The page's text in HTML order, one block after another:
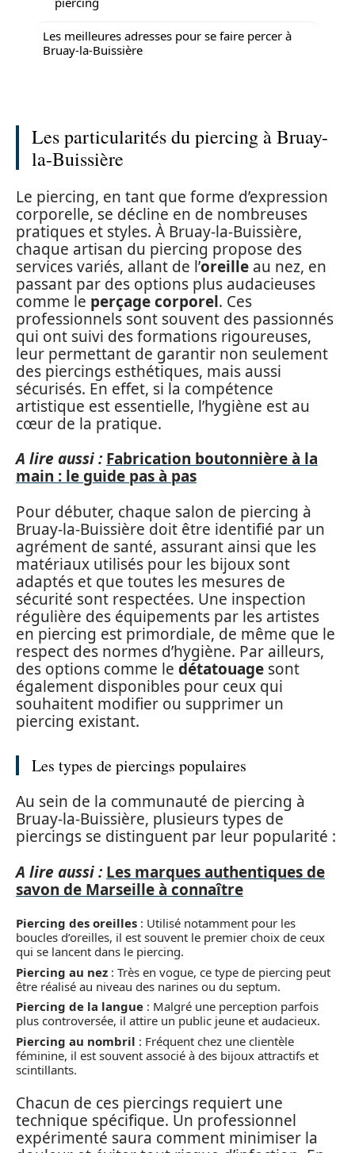
Les meilleures adresses pour se faire percer à
Bruay-la-Buissière
Les particularités du piercing à Bruay-
la-Buissière
Le piercing, en tant que forme d’expression
corporelle, se décline en de nombreuses
pratiques et styles. À Bruay-la-Buissière,
chaque artisan du piercing propose des
services variés, allant de l’oreille au nez, en
passant par des options plus audacieuses
comme le perçage corporel. Ces
professionnels sont souvent des passionnés
qui ont suivi des formations rigoureuses,
leur permettant de garantir non seulement
des piercings esthétiques, mais aussi
sécurisés. En effet, si la compétence
artistique est essentielle, l’hygiène est au
cœur de la pratique.
A lire aussi : Fabrication boutonnière à la
main : le guide pas à pas
Pour débuter, chaque salon de piercing à
Bruay-la-Buissière doit être identifié par un
agrément de santé, assurant ainsi que les
matériaux utilisés pour les bijoux sont
adaptés et que toutes les mesures de
sécurité sont respectées. Une inspection
régulière des équipements par les artistes
en piercing est primordiale, de même que le
respect des normes d’hygiène. Par ailleurs,
des options comme le détatouage sont
également disponibles pour ceux qui
souhaitent modifier ou supprimer un
piercing existant.
Les types de piercings populaires
Au sein de la communauté de piercing à
Bruay-la-Buissière, plusieurs types de
piercings se distinguent par leur popularité :
A lire aussi : Les marques authentiques de
savon de Marseille à connaître
Piercing des oreilles : Utilisé notamment pour les
boucles d’oreilles, il est souvent le premier choix de ceux
qui se lancent dans le piercing.
Piercing au nez : Très en vogue, ce type de piercing peut
être réalisé au niveau des narines ou du septum.
Piercing de la langue : Malgré une perception parfois
plus controversée, il attire un public jeune et audacieux.
Piercing au nombril : Fréquent chez une clientèle
féminine, il est souvent associé à des bijoux attractifs et
scintillants.
Chacun de ces piercings requiert une
technique spécifique. Un professionnel
expérimenté saura comment minimiser la